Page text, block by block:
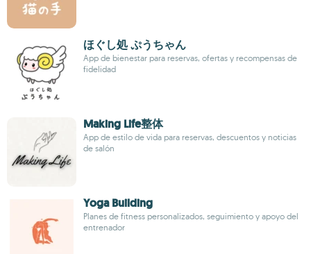
ほぐし処 ぷうちゃん
App de bienestar para reservas, ofertas y recompensas de
fidelidad
Making Life整体
App de estilo de vida para reservas, descuentos y noticias
de salón
Yoga Building
Planes de fitness personalizados, seguimiento y apoyo del
entrenador